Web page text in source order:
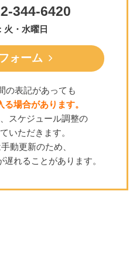
344-6420
火・水曜日
ォーム
の表記があっても
場合があります。
スケジュール調整の
いただきます。
動更新のため、
れることがあります。